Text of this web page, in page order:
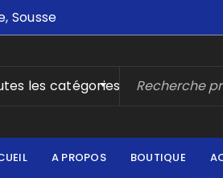
Sousse
les catégories
A PROPOS BOUTIQUE